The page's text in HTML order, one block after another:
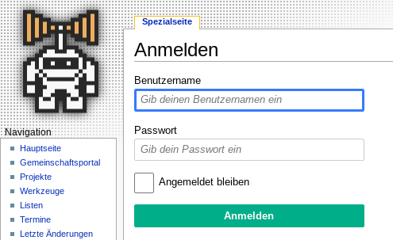
Anmelden
Benutzername
Passwort
Angemeldet bleiben
Spezialseite
Navigation
Hauptseite
Gemeinschaftsportal
Projekte
Werkzeuge
Listen
Termine
Letzte Änderungen